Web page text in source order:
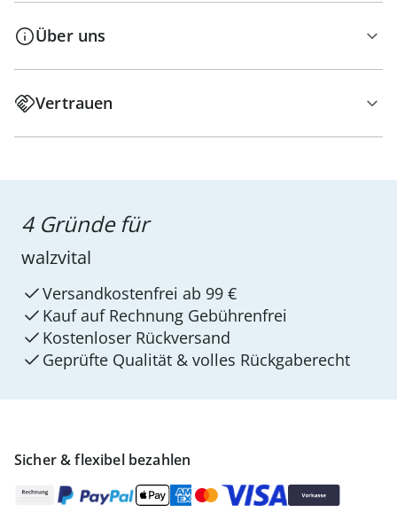
Über uns
Vertrauen
Sicher & flexibel bezahlen
4 Gründe für
walzvital
Versandkostenfrei ab 99 €
Kauf auf Rechnung Gebührenfrei
Kostenloser Rückversand
Geprüfte Qualität & volles Rückgaberecht